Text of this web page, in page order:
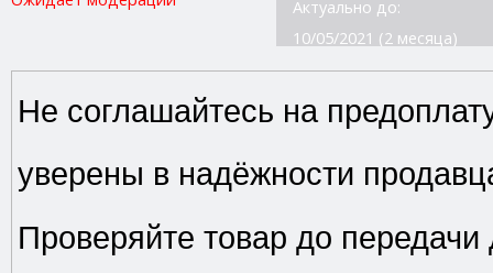
Актуально до:
10/05/2021 (2 месяца)
Не соглашайтесь на
уверены в надёжности
Проверяйте товар до передачи